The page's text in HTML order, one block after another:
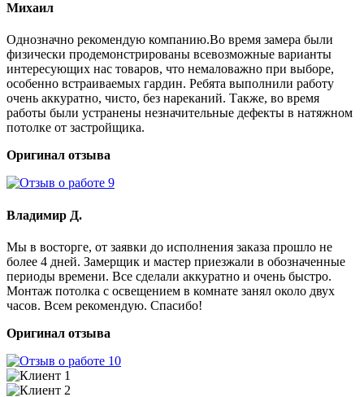
Михаил
Однозначно рекомендую компанию.Во время замера были
физически продемонстрированы всевозможные варианты
интересующих нас товаров, что немаловажно при выборе,
особенно встраиваемых гардин. Ребята выполнили работу
очень аккуратно, чисто, без нареканий. Также, во время
работы были устранены незначительные дефекты в натяжном
потолке от застройщика.
Оригинал отзыва
Владимир Д.
Мы в восторге, от заявки до исполнения заказа прошло не
более 4 дней. Замерщик и мастер приезжали в обозначенные
периоды времени. Все сделали аккуратно и очень быстро.
Монтаж потолка с освещением в комнате занял около двух
часов. Всем рекомендую. Спасибо!
Оригинал отзыва